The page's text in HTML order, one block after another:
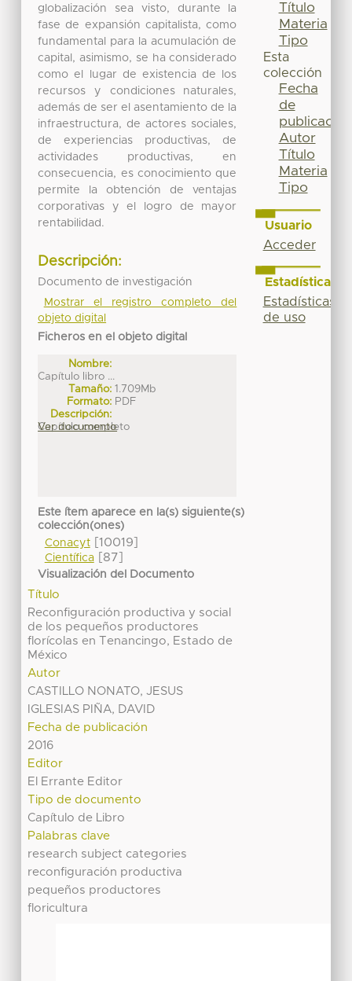
globalización sea visto, durante la
fase de expansión capitalista, como
fundamental para la acumulación de
capital, asimismo, se ha considerado
como el lugar de existencia de los
recursos y condiciones naturales,
además de ser el asentamiento de la
infraestructura, de actores sociales,
de experiencias productivas, de
actividades productivas, en
consecuencia, es conocimiento que
permite la obtención de ventajas
corporativas y el logro de mayor
rentabilidad.
Descripción:
Documento de investigación
Mostrar el registro completo del
objeto digital
Ficheros en el objeto digital
Nombre:
Capítulo libro ...
Tamaño: 1.709Mb
Formato: PDF
Descripción:
Capítulo completo
Ver documento
Este ítem aparece en la(s) siguiente(s)
colección(ones)
Conacyt[10019]
Científica[87]
Visualización del Documento
Título
Reconfiguración productiva y social
de los pequeños productores
florícolas en Tenancingo, Estado de
México
Autor
CASTILLO NONATO, JESUS
IGLESIAS PIÑA, DAVID
Fecha de publicación
2016
Editor
El Errante Editor
Tipo de documento
Capítulo de Libro
Palabras clave
research subject categories
reconfiguración productiva
pequeños productores
floricultura
Título
Materia
Tipo
Esta
colección
Fecha
de
publicación
Autor
Título
Materia
Tipo
Usuario
Acceder
Estadísticas
Estadísticas
de uso